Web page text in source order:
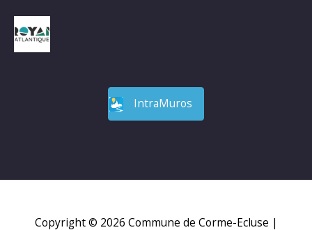
IntraMuros
Copyright © 2026 Commune de Corme-Ecluse |